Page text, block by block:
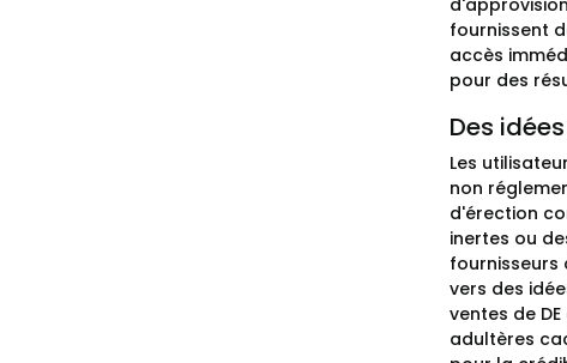
fournissent
accès
pour des
Des
Les
non
d'érection
inertes ou
fournisseurs
vers des
ventes de
adultères